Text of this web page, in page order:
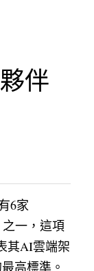
伴
6家
之一，這項
其AI雲端架
高標準。